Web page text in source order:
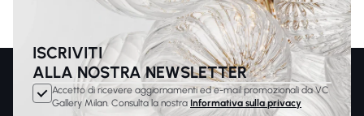
ISCRIVITI
ALLA NOSTRA NEWSLETTER
Accetto di ricevere aggiornamenti ed e-mail promozionali da VC
Gallery Milan. Consulta la nostra Informativa sulla privacy